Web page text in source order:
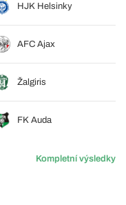
HJK Helsinky
AFC Ajax
Žalgiris
FK Auda
Kompletní výsledky